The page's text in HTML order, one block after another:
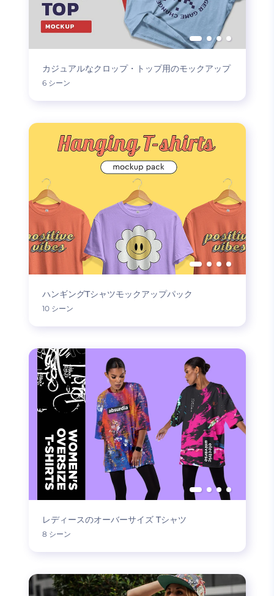
カジュアルなクロップ・トップ用のモックアップ
6 シーン
ハンギングTシャツモックアップパック
10 シーン
レディースのオーバーサイズ Tシャツ
8 シーン